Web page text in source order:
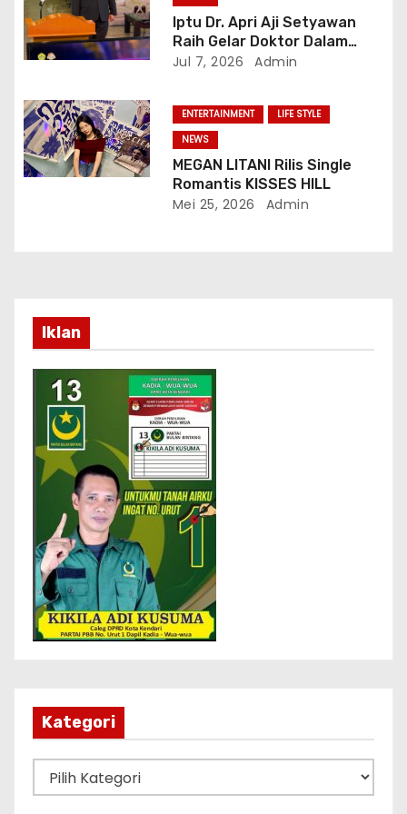
Iptu Dr. Apri Aji Setyawan
Raih Gelar Doktor Dalam
Sidang Terbuka Promosi
Jul 7, 2026 Admin
ENTERTAINMENT
LIFE STYLE
NEWS
MEGAN LITANI Rilis Single
Romantis KISSES HILL
Mei 25, 2026 Admin
Iklan
Kategori
a